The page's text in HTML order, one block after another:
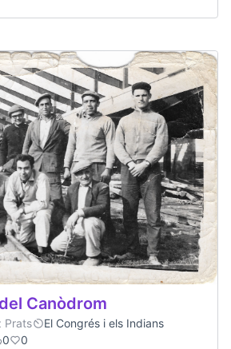
Canòdrom
Prats
El Congrés i els Indians
0 0